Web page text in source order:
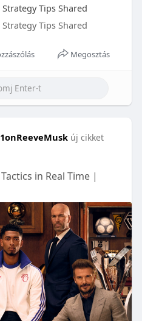
Strategy Tips Shared
Strategy Tips Shared
Megosztás
új cikket
in Real Time |